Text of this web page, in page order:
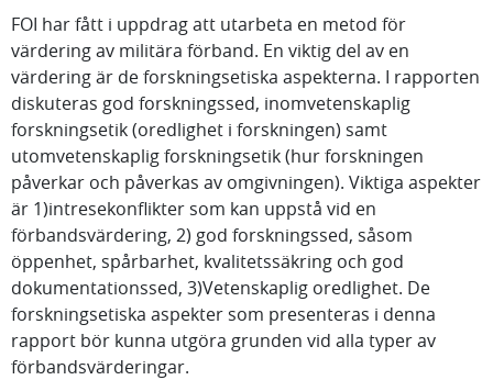
FOI har fått i uppdrag att utarbeta en metod för
värdering av militära förband. En viktig del av en
värdering är de forskningsetiska aspekterna. I rapporten
diskuteras god forskningssed, inomvetenskaplig
forskningsetik (oredlighet i forskningen) samt
utomvetenskaplig forskningsetik (hur forskningen
påverkar och påverkas av omgivningen). Viktiga aspekter
är 1)intresekonflikter som kan uppstå vid en
förbandsvärdering, 2) god forskningssed, såsom
öppenhet, spårbarhet, kvalitetssäkring och god
dokumentationssed, 3)Vetenskaplig oredlighet. De
forskningsetiska aspekter som presenteras i denna
rapport bör kunna utgöra grunden vid alla typer av
förbandsvärderingar.